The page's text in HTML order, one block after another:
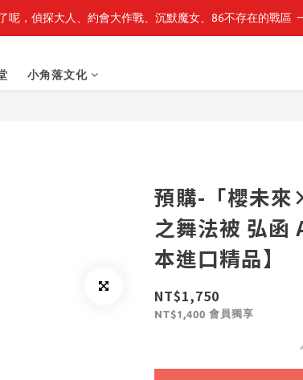
展🌟系列小說 79 折，滿$389送「完節紀念明信片組」
呢，偵探大人、約會大作戰、沉默魔女、86不存在的戰區
小角落文化
預購-「櫻未
之舞法被 弘
本進口精品】
NT$1,750
NT$1,400 會員獨享